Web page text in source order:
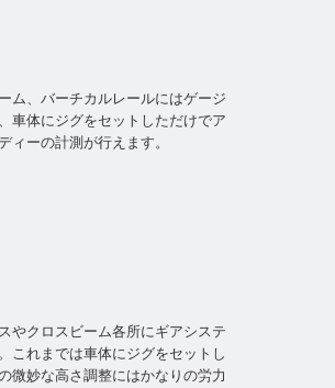
ム、バーチカルレールにはゲージ
車体にジグをセットしただけでア
ィーの計測が行えます。
やクロスビーム各所にギアシステ
これまでは車体にジグをセットし
微妙な高さ調整にはかなりの労力